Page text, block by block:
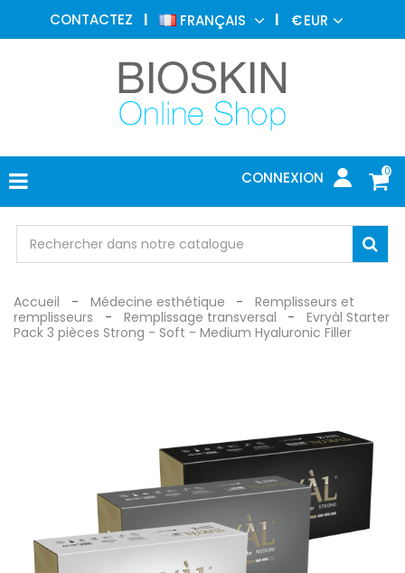
CONTACTEZ FRANÇAIS €EUR
0
CONNEXION
MÉDECINE
ESTHÉTIQUE
DERMATOLOGIE
PHOTOTHÉRAPIE
MÉDICAL
MÉDICAL
PROTECTION
Accueil Médecine esthétique
Remplisseurs et
remplisseurs
Remplissage transversal
Evryàl Starter
Pack 3 pièces Strong - Soft - Medium Hyaluronic Filler